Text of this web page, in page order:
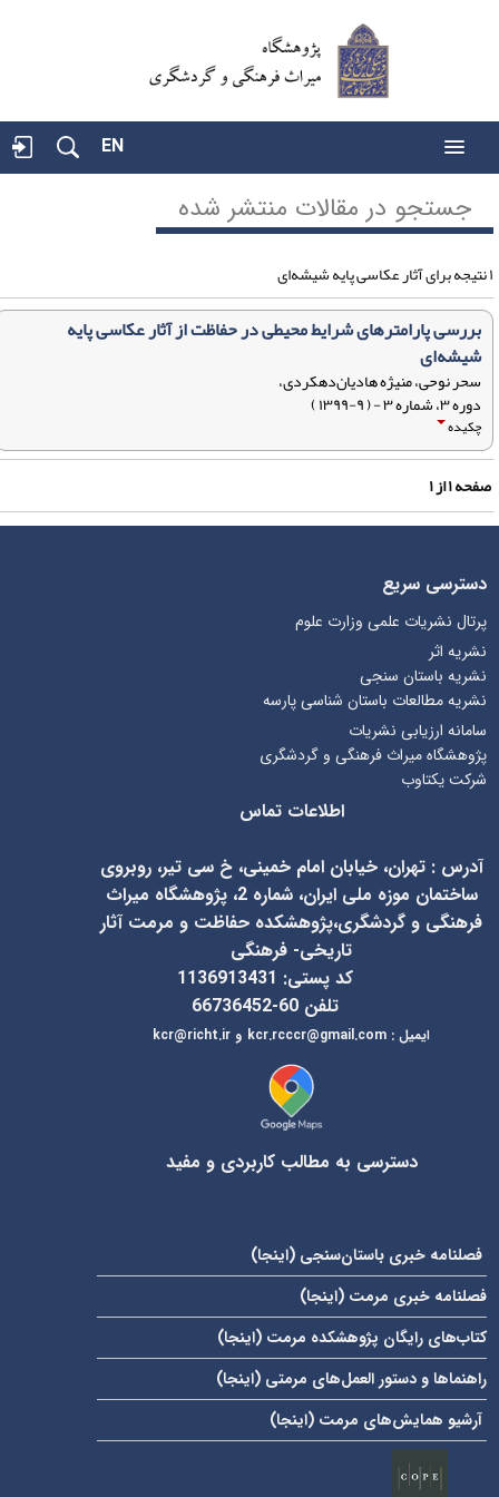
EN
جستجو در مقالات منتشر شده
بررسی پارامترهای شرایط محیطی در حفاظت از آثار عکاسی پایه
شیشه‌ای
سحر نوحی، منیژه هادیان‌دهکردی،
دوره ۳، شماره ۳ - ( ۹-۱۳۹۹ )
چکیده
۱از۱
دسترسی سریع
پرتال نشریات علمی وزارت علوم
نشریه اثر
نشریه باستان سنجی
نشریه مطالعات باستان شناسی پارسه
سامانه ارزیابی نشریات
پژوهشگاه میراث فرهنگی و گردشگری
شرکت یکتاوب
اطلاعات تماس
آدرس : تهران، خیابان امام خمینی، خ سی تیر، روبروی
ساختمان موزه ملی ایران، شماره 2، پژوهشگاه میراث
فرهنگی و گردشگری،پژوهشکده حفاظت و مرمت آثار
تاریخی- فرهنگی
کد پستی: 1136913431
تلفن 60-66736452
ایمیل:
kcr@richt.ir و kcr.rcccr@gmail.com
دسترسی به مطالب کاربردی و مفید
فصلنامه خبری باستان‌سنجی ( اینجا)
فصلنامه خبری مرمت ( اینجا)
کتاب‌های رایگان پژوهشکده مرمت ( اینجا)
راهنماها و دستور العمل‌های مرمتی ( اینجا)
آرشیو همایش‌های مرمت ( اینجا)